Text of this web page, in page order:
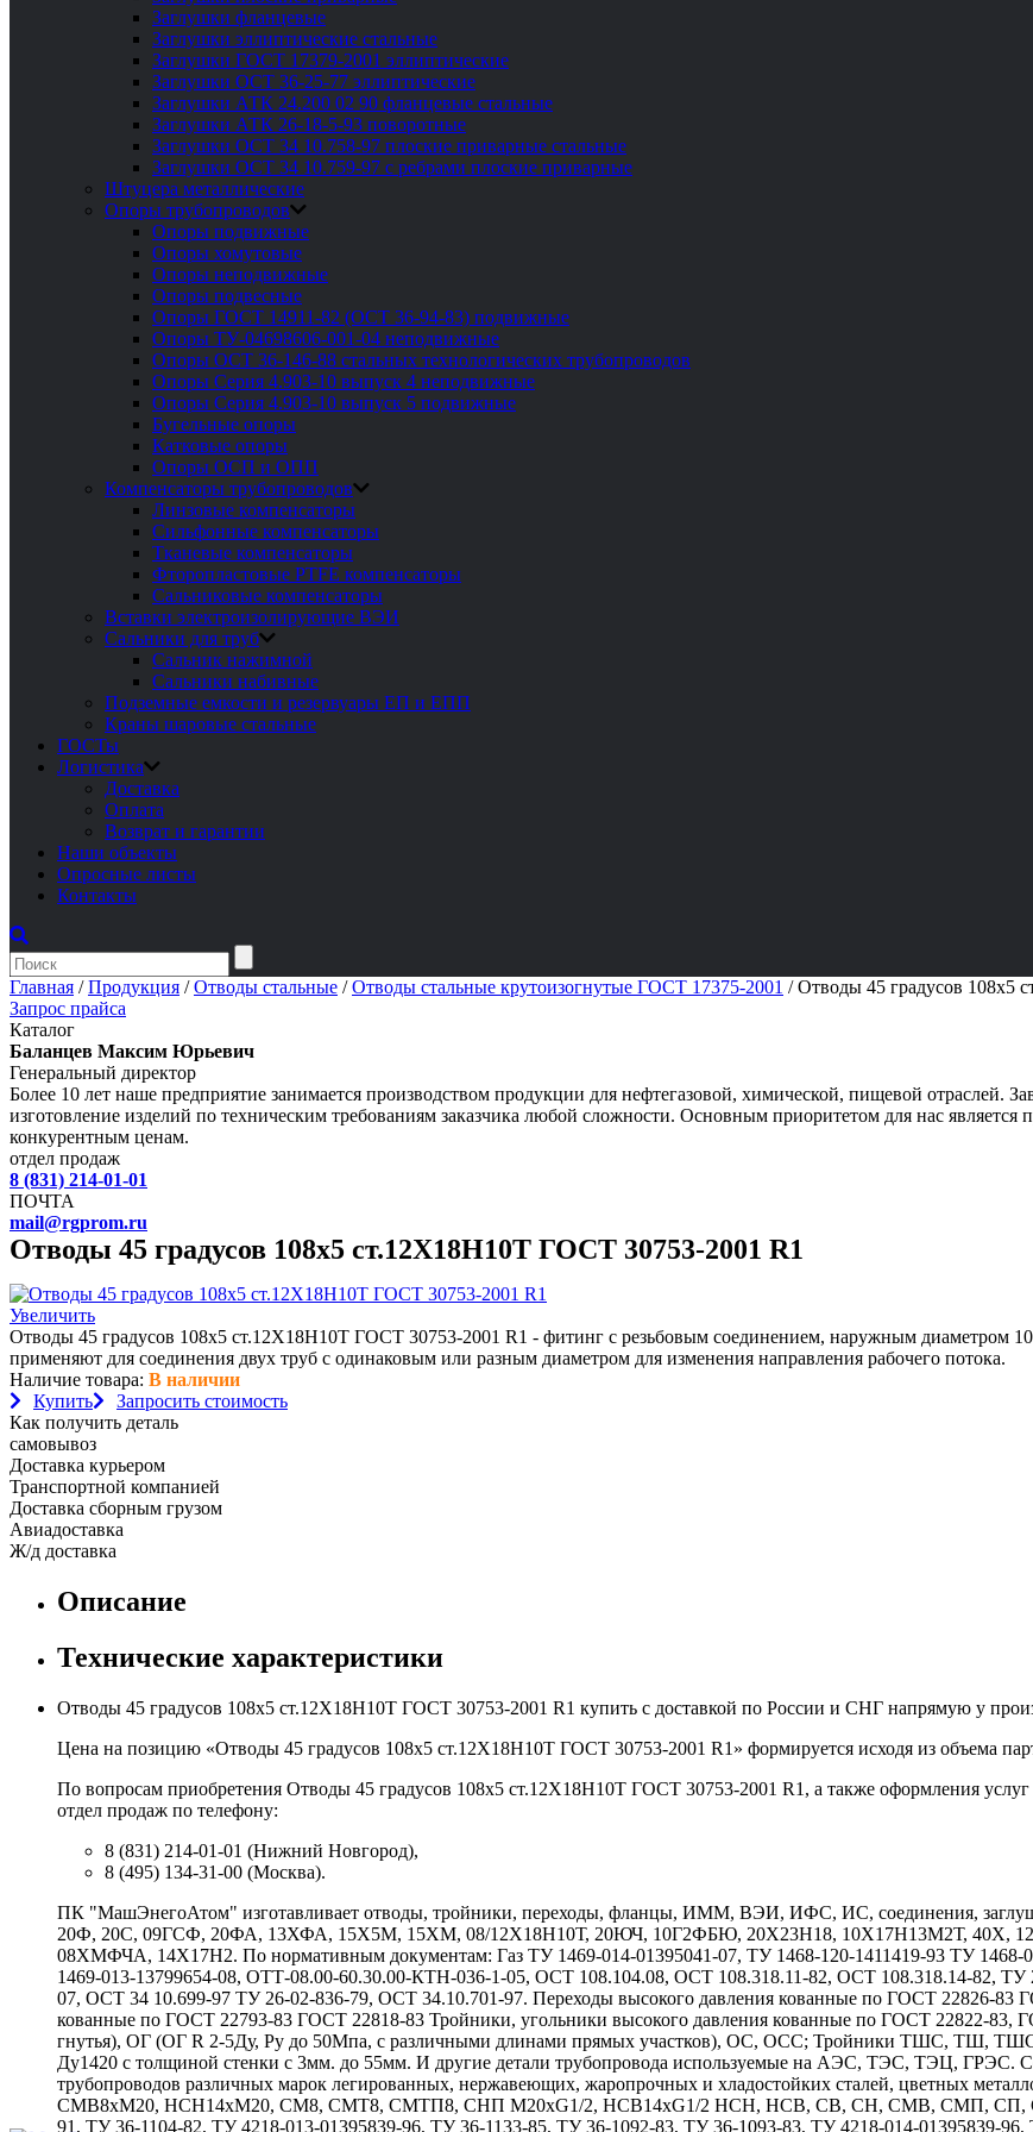
Заглушки фланцевые
Заглушки эллиптические стальные
Заглушки ГОСТ 17379-2001 эллиптические
Заглушки ОСТ 36-25-77 эллиптические
Заглушки АТК 24.200 02 90 фланцевые стальные
Заглушки АТК 26-18-5-93 поворотные
Заглушки ОСТ 34 10.758-97 плоские приварные стальные
Заглушки ОСТ 34 10.759-97 с ребрами плоские приварные
Штуцера металлические
Опоры трубопроводов
Опоры подвижные
Опоры хомутовые
Опоры неподвижные
Опоры подвесные
Опоры ГОСТ 14911-82 (ОСТ 36-94-83) подвижные
Опоры ТУ-04698606-001-04 неподвижные
Опоры ОСТ 36-146-88 стальных технологических трубопроводов
Опоры Серия 4.903-10 выпуск 4 неподвижные
Опоры Серия 4.903-10 выпуск 5 подвижные
Бугельные опоры
Катковые опоры
Опоры ОСП и ОПП
Компенсаторы трубопроводов
Линзовые компенсаторы
Сильфонные компенсаторы
Тканевые компенсаторы
Фторопластовые PTFE компенсаторы
Сальниковые компенсаторы
Вставки электроизолирующие ВЭИ
Сальники для труб
Сальник нажимной
Сальники набивные
Подземные емкости и резервуары ЕП и ЕПП
Краны шаровые стальные
ГОСТы
Логистика
Доставка
Оплата
Возврат и гарантии
Наши объекты
Опросные листы
Контакты
Главная /Продукция /Отводы стальные /Отводы стальные крутоизогнутые ГОСТ 17375-2001 /Отводы 45 градусов 108х5
Запрос прайса
Каталог
Баланцев Максим Юрьевич
Генеральный директор
Более 10 лет наше предприятие занимается производством продукции для нефтегазовой, химической, пищевой
изготовление изделий по техническим требованиям заказчика любой сложности. Основным приоритетом для нас
конкурентным ценам.
отдел продаж
8 (831) 214-01-01
ПОЧТА
mail@rgprom.ru
Отводы 45 градусов 108х5 ст.12Х18Н10Т ГОСТ 30753-2001 R1
Увеличить
Отводы 45 градусов 108х5 ст.12Х18Н10Т ГОСТ 30753-2001 R1 - фитинг с резьбовым соединением, наружным диаметром
применяют для соединения двух труб с одинаковым или разным диаметром для изменения направления рабочего потока.
Наличие товара: В наличии
Купить
Запросить стоимость
Как получить деталь
самовывоз
Доставка курьером
Транспортной компанией
Доставка сборным грузом
Авиадоставка
Ж/д доставка
Описание
Технические характеристики
Отводы 45 градусов 108х5 ст.12Х18Н10Т ГОСТ 30753-2001 R1 купить с доставкой по России и СНГ напрямую у
Цена на позицию «Отводы 45 градусов 108х5 ст.12Х18Н10Т ГОСТ 30753-2001 R1» формируется исходя из объема
По вопросам приобретения Отводы 45 градусов 108х5 ст.12Х18Н10Т ГОСТ 30753-2001 R1, а также оформления
отдел продаж по телефону:
8 (831) 214-01-01 (Нижний Новгород),
8 (495) 134-31-00 (Москва).
ПК "МашЭнегоАтом" изготавливает отводы, тройники, переходы, фланцы, ИММ, ВЭИ, ИФС, ИС, соединения,
20Ф, 20С, 09ГСФ, 20ФА, 13ХФА, 15Х5М, 15ХМ, 08/12Х18Н10Т, 20ЮЧ, 10Г2ФБЮ, 20Х23Н18, 10Х17Н13М2Т, 40Х,
08ХМФЧА, 14Х17Н2. По нормативным документам: Газ ТУ 1469-014-01395041-07, ТУ 1468-120-1411419-93 ТУ 1468-
1469-013-13799654-08, ОТТ-08.00-60.30.00-КТН-036-1-05, ОСТ 108.104.08, ОСТ 108.318.11-82, ОСТ 108.318.14-82,
07, ОСТ 34 10.699-97 ТУ 26-02-836-79, ОСТ 34.10.701-97. Переходы высокого давления кованные по ГОСТ 22826-83
кованные по ГОСТ 22793-83 ГОСТ 22818-83 Тройники, угольники высокого давления кованные по ГОСТ 22822-
гнутья), ОГ (ОГ R 2-5Ду, Ру до 50Мпа, с различными длинами прямых участков), ОС, ОСС; Тройники ТШС, ТШ,
Ду1420 с толщиной стенки с 3мм. до 55мм. И другие детали трубопровода используемые на АЭС, ТЭС, ТЭЦ, ГРЭС.
трубопроводов различных марок легированных, нержавеющих, жаропрочных и хладостойких сталей, цветных
СМВ8хМ20, НСН14хМ20, СМ8, СМТ8, СМТП8, СНП М20хG1/2, НСВ14хG1/2 НСН, НСВ, СВ, СН, СМВ, СМП, СП, СТ,
91, ТУ 36-1104-82, ТУ 4218-013-01395839-96, ТУ 36-1133-85, ТУ 36-1092-83, ТУ 36-1093-83, ТУ 4218-014-01395839-96,